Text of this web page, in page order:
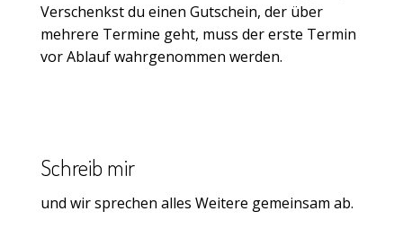
Verschenkst du einen Gutschein, der über
mehrere Termine geht, muss der erste Termin
vor Ablauf wahrgenommen werden.
Schreib mir
und wir sprechen alles Weitere gemeinsam ab.